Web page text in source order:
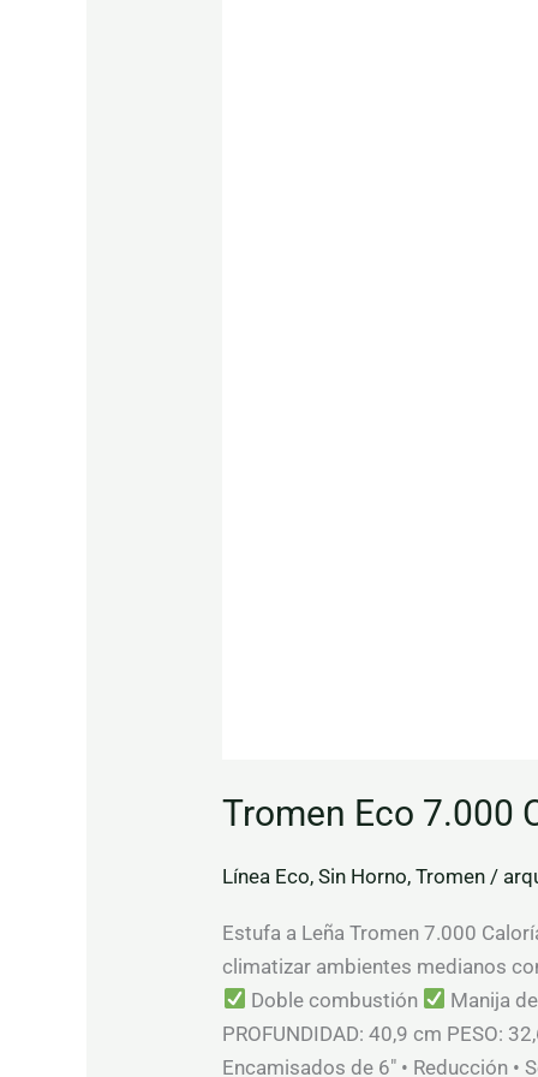
Tromen Eco 7.000
Línea Eco,Sin Horno,Tromen /
Estufa a Leña Tromen 7.000
climatizar ambientes medianos
Doble combustión
Manija
PROFUNDIDAD: 40,9 cm PESO:
Encamisados de 6″ • Reducción